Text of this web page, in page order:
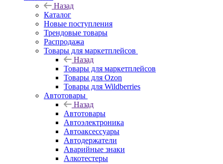
Назад
Каталог
Новые поступления
Трендовые товары
Распродажа
Товары для маркетплейсов
Назад
Товары для маркетплейсов
Товары для Ozon
Товары для Wildberries
Автотовары
Назад
Автотовары
Автоэлектроника
Автоаксессуары
Автодержатели
Аварийные знаки
Алкотестеры